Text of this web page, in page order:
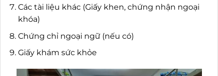
Các tài liệu khác (Giấy khen, chứng nhận ngoại
khóa)
Chứng chỉ ngoại ngữ (nếu có)
Giấy khám sức khỏe